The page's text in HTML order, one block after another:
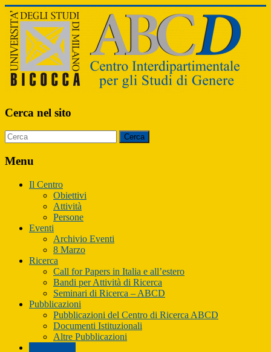
ABCD
Centro
Interdipartimentale
per
gli
Cerca nel sito
Menu
Il Centro
Obiettivi
Attività
Persone
Eventi
Archivio Eventi
8 Marzo
Ricerca
Call for Papers in Italia e all’estero
Bandi per Attività di Ricerca
Seminari di Ricerca – ABCD
Pubblicazioni
Pubblicazioni del Centro di Ricerca ABCD
Documenti Istituzionali
Altre Pubblicazioni